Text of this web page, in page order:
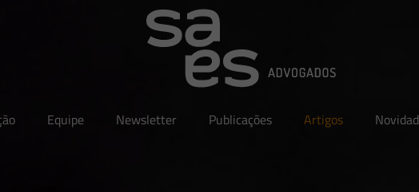
Equipe Newsletter Publicações Artigos